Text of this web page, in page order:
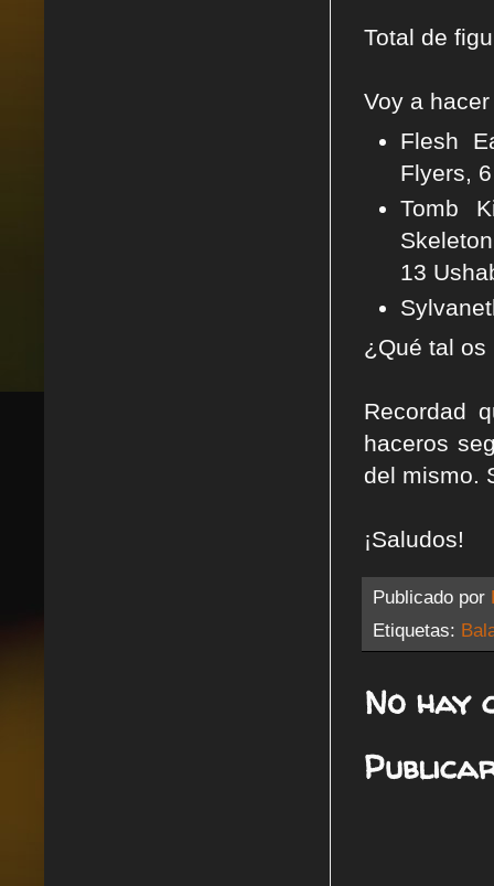
Total de
Voy a
Flesh
Flyers,
Tomb
13
¿Qué tal os
Recordad
haceros
del mismo.
¡Saludos!
Publicado por
Etiquetas:
No hay